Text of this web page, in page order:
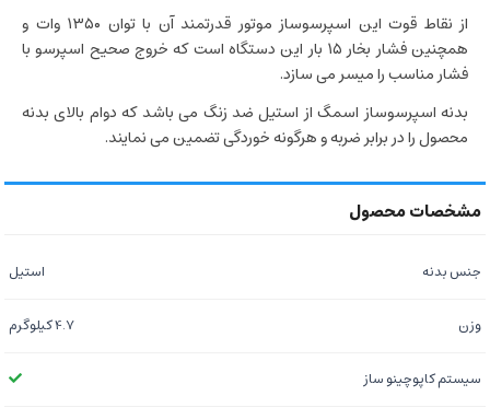
از نقاط قوت این اسپرسوساز موتور قدرتمند آن با توان ۱۳۵۰ وات و
همچنین فشار بخار ۱۵ بار این دستگاه است که خروج صحیح اسپرسو با
فشار مناسب را میسر می سازد.
بدنه اسپرسوساز اسمگ از استیل ضد زنگ می باشد که دوام بالای بدنه
محصول را در برابر ضربه و هرگونه خوردگی تضمین می نمایند.
جنس بدنه استیل
وزن 4.7 کیلوگرم
سیستم کاپوچینو ساز